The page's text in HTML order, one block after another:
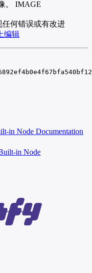
。 IMAGE
何错误或有改进
编辑
in Node Documentation
in Node